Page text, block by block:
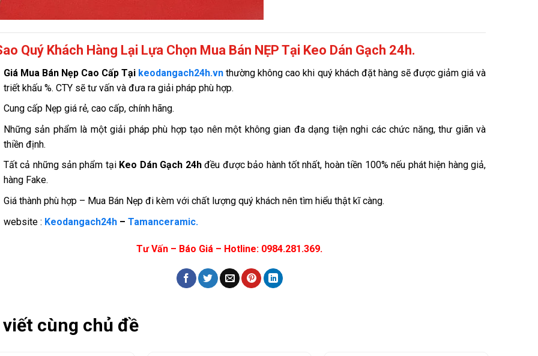
Quý Khách Hàng Lại Lựa Chọn Mua Bán NẸP Tại Keo Dán Gạch 24h.
Giá Mua Bán Nẹp Cao Cấp Tại keodangach24h.vn thường không cao khi quý khách đặt hàng sẽ được giảm giá và
triết khấu %. CTY sẽ tư vấn và đưa ra giải pháp phù hợp.
Cung cấp Nẹp giá rẻ, cao cấp, chính hãng.
Những sản phẩm là một giải pháp phù hợp tạo nên một không gian đa dạng tiện nghi các chức năng, thư giãn và
thiền định.
Tất cả những sản phẩm tại Keo Dán Gạch 24hđều được bảo hành tốt nhất, hoàn tiền 100% nếu phát hiện hàng giả,
hàng Fake.
Giá thành phù hợp – Mua Bán Nẹp đi kèm với chất lượng quý khách nên tìm hiểu thật kĩ càng.
website : Keodangach24h– Tamanceramic.
Tư Vấn – Báo Giá – Hotline: 0984.281.369.
viết cùng chủ đề